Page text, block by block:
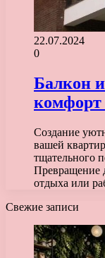
22.07.2024
0
Балкон
комфорт
Создание
вашей
тщательного
Превращение
отдыха или
Свежие записи